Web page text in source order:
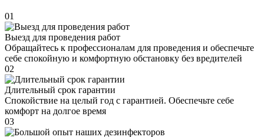
01
Выезд для проведения работ
Обращайтесь к профессионалам для проведения и обеспечьте
себе спокойную и комфортную обстановку без вредителей
02
Длительный срок гарантии
Спокойствие на целый год с гарантией. Обеспечьте себе
комфорт на долгое время
03